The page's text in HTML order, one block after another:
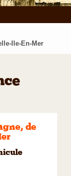
Ile-En-Mer
de